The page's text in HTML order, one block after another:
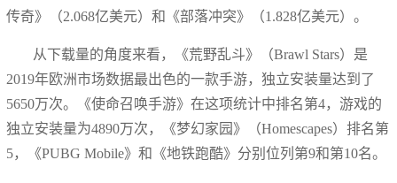
传奇》（2.068亿美元）和《部落冲突》（1.828亿美元）。
从下载量的角度来看，《荒野乱斗》（Brawl Stars）是
2019年欧洲市场数据最出色的一款手游，独立安装量达到了
5650万次。《使命召唤手游》在这项统计中排名第4，游戏的
独立安装量为4890万次，《梦幻家园》（Homescapes）排名第
5，《PUBG Mobile》和《地铁跑酷》分别位列第9和第10名。